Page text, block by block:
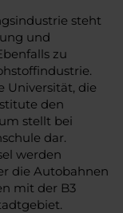
steht
und
zu
Universität, die
den
stellt bei
dar.
werden
die Autobahnen
mit der B3